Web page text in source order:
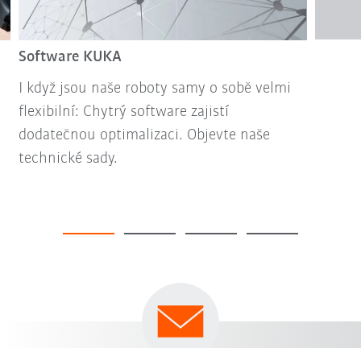
Software KUKA
I když jsou naše roboty samy o sobě velmi
flexibilní: Chytrý software zajistí
dodatečnou optimalizaci. Objevte naše
technické sady.